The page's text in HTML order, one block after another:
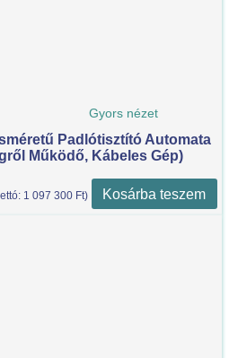
Gyors nézet
Padlótisztító Automata
Működő, Kábeles Gép)
1 097 300 Ft) Kosárba teszem